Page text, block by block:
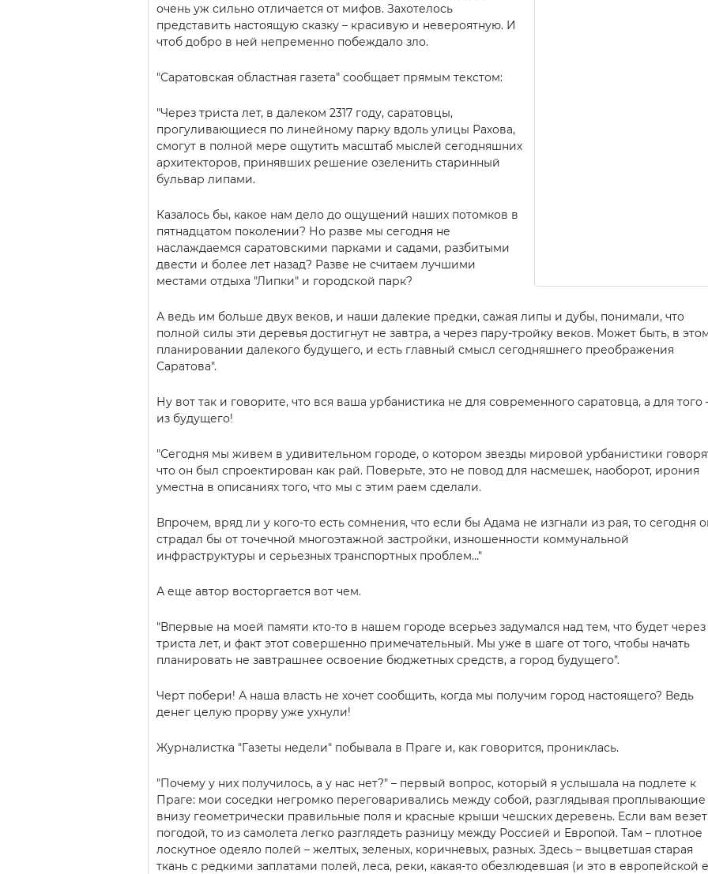
очень уж сильно отличается от мифов. Захотелось
представить настоящую сказку – красивую и невероятную. И
чтоб добро в ней непременно побеждало зло.
"Саратовская областная газета" сообщает прямым текстом:
"Через триста лет, в далеком 2317 году, саратовцы,
прогуливающиеся по линейному парку вдоль улицы Рахова,
смогут в полной мере ощутить масштаб мыслей сегодняшних
архитекторов, принявших решение озеленить старинный
бульвар липами.
Казалось бы, какое нам дело до ощущений наших потомков в
пятнадцатом поколении? Но разве мы сегодня не
наслаждаемся саратовскими парками и садами, разбитыми
двести и более лет назад? Разве не считаем лучшими
местами отдыха "Липки" и городской парк?
А ведь им больше двух веков, и наши далекие предки, сажая липы и дубы, понимали, что
полной силы эти деревья достигнут не завтра, а через пару-тройку веков. Может быть, в
планировании далекого будущего, и есть главный смысл сегодняшнего преображения
Саратова".
Ну вот так и говорите, что вся ваша урбанистика не для современного саратовца, а для того
из будущего!
"Сегодня мы живем в удивительном городе, о котором звезды мировой урбанистики
что он был спроектирован как рай. Поверьте, это не повод для насмешек, наоборот, ирония
уместна в описаниях того, что мы с этим раем сделали.
Впрочем, вряд ли у кого-то есть сомнения, что если бы Адама не изгнали из рая, то сегодня
страдал бы от точечной многоэтажной застройки, изношенности коммунальной
инфраструктуры и серьезных транспортных проблем…"
А еще автор восторгается вот чем.
"Впервые на моей памяти кто-то в нашем городе всерьез задумался над тем, что будет через
триста лет, и факт этот совершенно примечательный. Мы уже в шаге от того, чтобы начать
планировать не завтрашнее освоение бюджетных средств, а город будущего".
Черт побери! А наша власть не хочет сообщить, когда мы получим город настоящего? Ведь
денег целую прорву уже ухнули!
Журналистка "Газеты недели" побывала в Праге и, как говорится, прониклась.
"Почему у них получилось, а у нас нет?" – первый вопрос, который я услышала на подлете к
Праге: мои соседки негромко переговаривались между собой, разглядывая проплывающие
внизу геометрически правильные поля и красные крыши чешских деревень. Если вам
погодой, то из самолета легко разглядеть разницу между Россией и Европой. Там – плотное
лоскутное одеяло полей – желтых, зеленых, коричневых, разных. Здесь – выцветшая старая
ткань с редкими заплатами полей, леса, реки, какая-то обезлюдевшая (и это в европейской